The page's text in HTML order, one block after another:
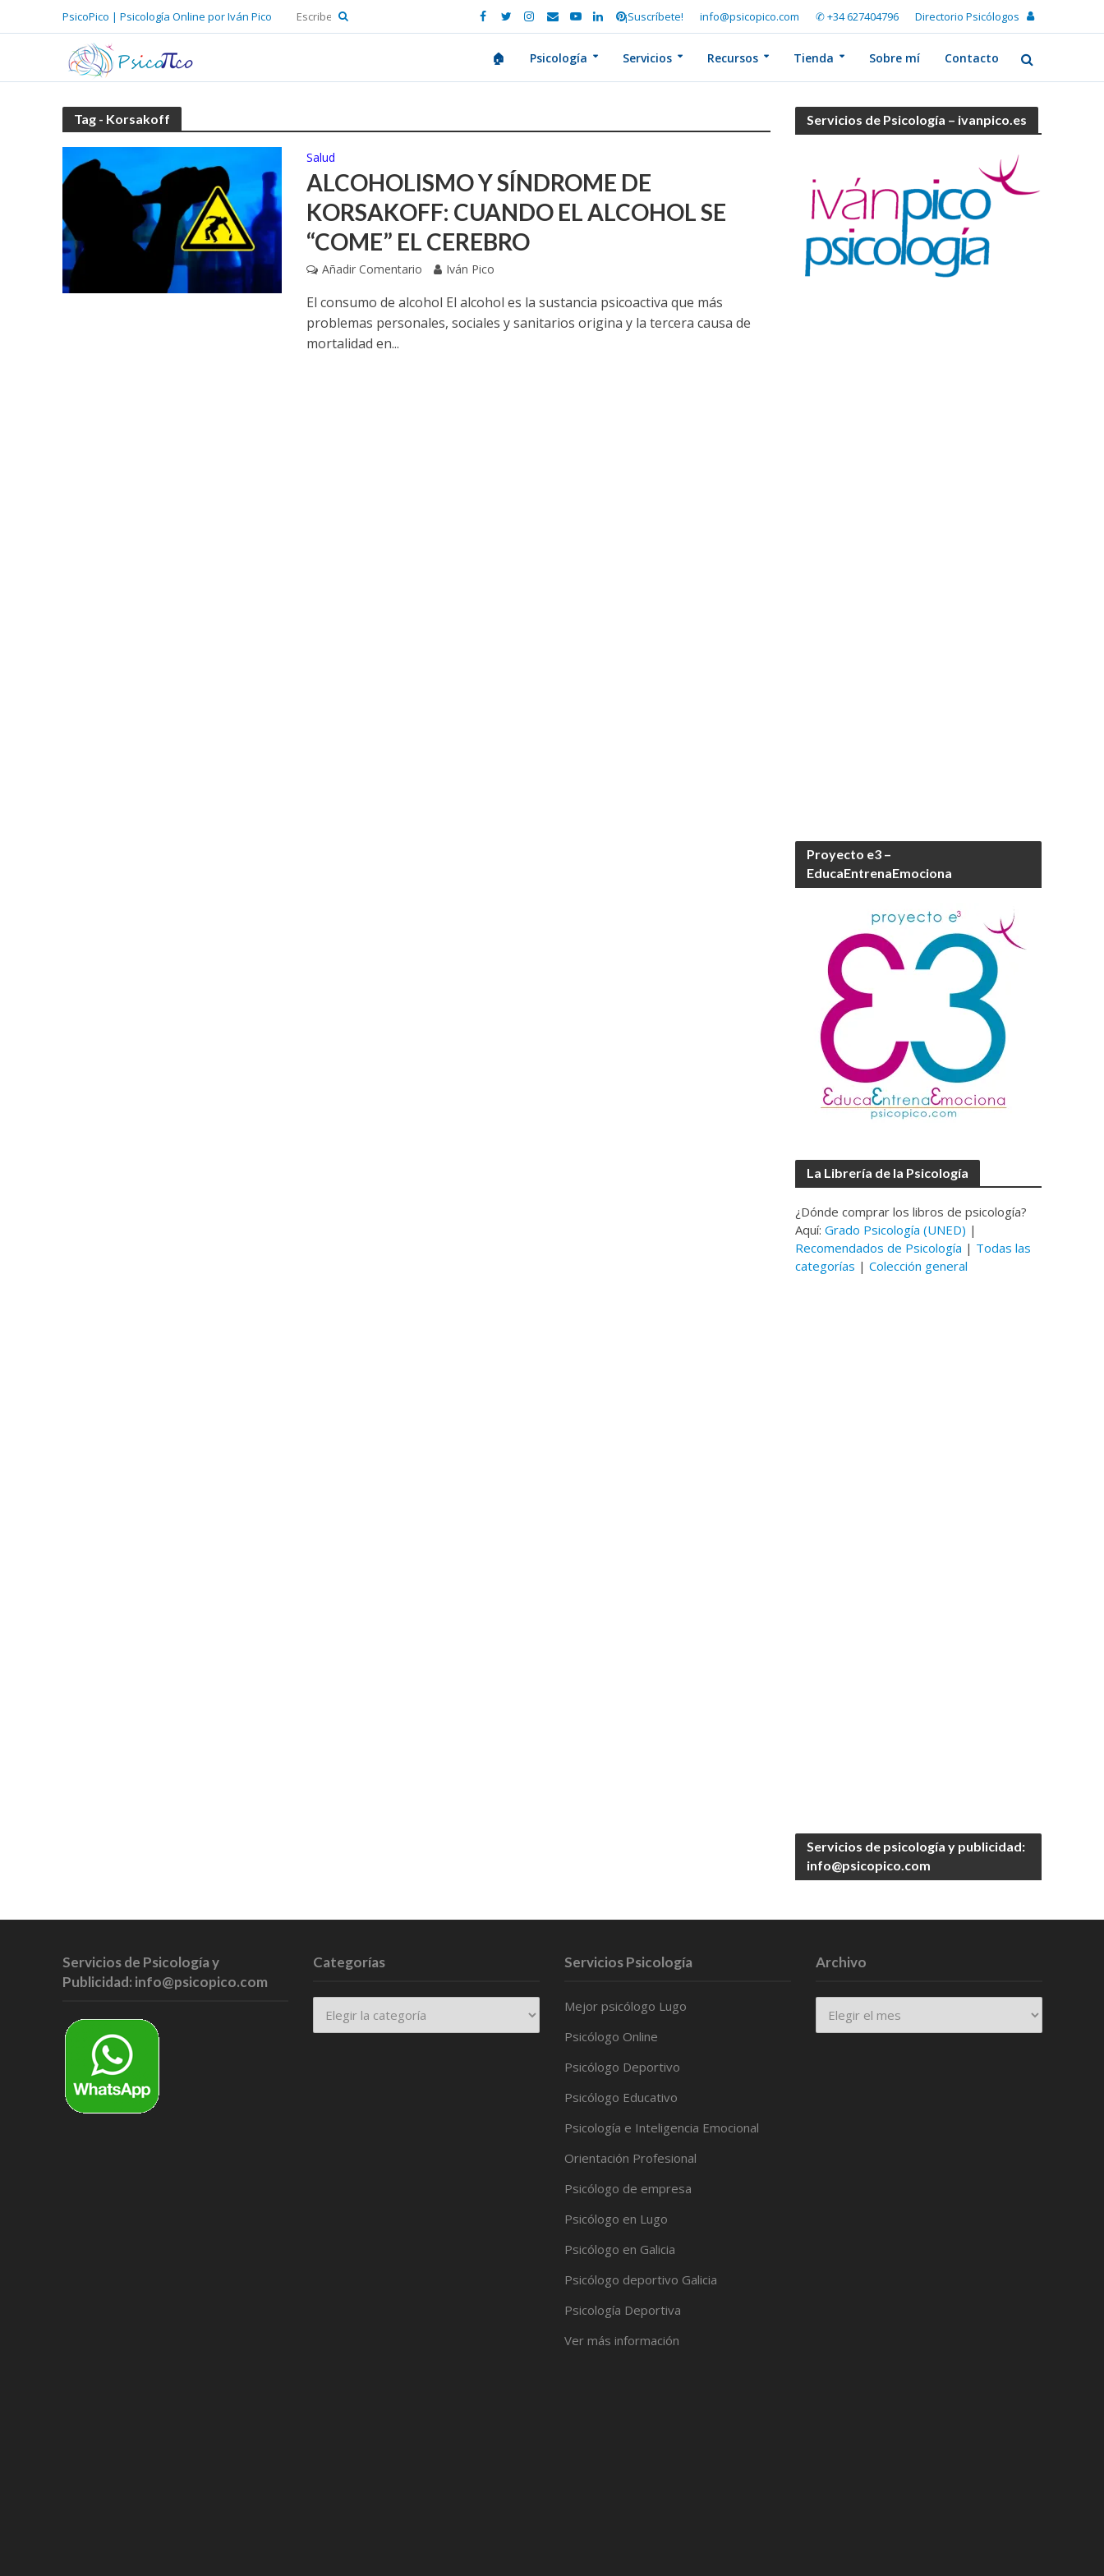
PsicoPico | Psicología Online por Iván Pico ¡Suscríbete! info@psicopico.com ✆ +34 627404796 Directorio Psicólogos
🏠 Psicología Servicios Recursos Tienda Sobre mí Contacto
Tag - Korsakoff
Salud
ALCOHOLISMO Y SÍNDROME DE
KORSAKOFF: CUANDO EL ALCOHOL SE
“COME” EL CEREBRO
Añadir Comentario Iván Pico
El consumo de alcohol El alcohol es la sustancia psicoactiva que más
problemas personales, sociales y sanitarios origina y la tercera causa de
mortalidad en...
Servicios de Psicología – ivanpico.es
Proyecto e3 –
EducaEntrenaEmociona
La Librería de la Psicología
¿Dónde comprar los libros de psicología?
Aquí:Grado Psicología (UNED) |
Recomendados de Psicología | Todas las
categorías |Colección general
Servicios de psicología y publicidad:
info@psicopico.com
Servicios de Psicología y
Publicidad: info@psicopico.com
Categorías Servicios Psicología
Mejor psicólogo Lugo
Psicólogo Online
Psicólogo Deportivo
Psicólogo Educativo
Psicología e Inteligencia Emocional
Orientación Profesional
Psicólogo de empresa
Psicólogo en Lugo
Psicólogo en Galicia
Psicólogo deportivo Galicia
Psicología Deportiva
Ver más información
Archivo